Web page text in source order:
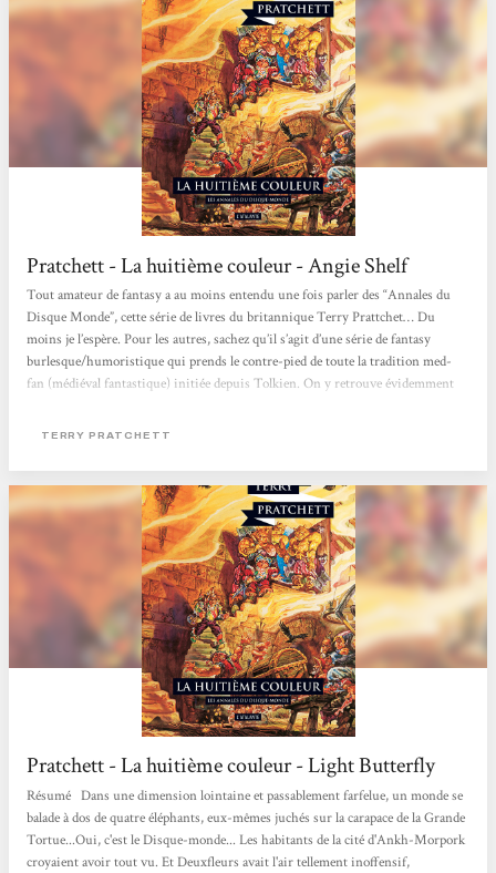
Pratchett - La huitième couleur - Angie Shelf
Tout amateur de fantasy a au moins entendu une fois parler des “Annales du
Disque Monde”, cette série de livres du britannique Terry Prattchet… Du
moins je l’espère. Pour les autres, sachez qu’il s’agit d’une série de fantasy
burlesque/humoristique qui prends le contre-pied de toute la tradition med-
fan (médiéval fantastique) initiée depuis Tolkien. On y retrouve évidemment
monstres divers mais ceux-ci sont dépeins d’une façon totalement décalée.
TERRY PRATCHETT
Pratchett - La huitième couleur - Light Butterfly
Résumé Dans une dimension lointaine et passablement farfelue, un monde se
balade à dos de quatre éléphants, eux-mêmes juchés sur la carapace de la Grande
Tortue...Oui, c'est le Disque-monde... Les habitants de la cité d'Ankh-Morpork
croyaient avoir tout vu. Et Deuxfleurs avait l'air tellement inoffensif,